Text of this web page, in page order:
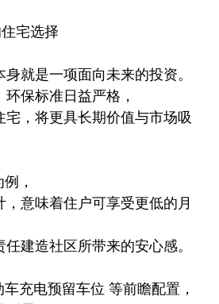
宅选择
就是一项面向未来的投资。
保标准日益严格，
宅，将更具长期价值与市场吸
，
意味着住户可享受更低的月
建造社区所带来的安心感。
充电预留车位 等前瞻配置，